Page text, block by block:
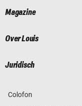
Magazine
Over Louis
Juridisch
Colofon